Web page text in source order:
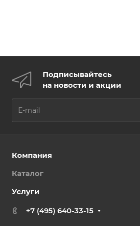
Подписывайтесь
на новости и акции
Компания
Каталог
Услуги
+7 (495) 640-33-15